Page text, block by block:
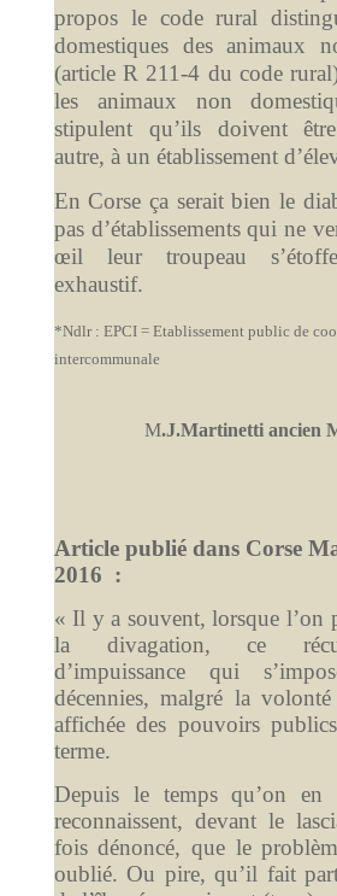
propos le code rural
domestiques des animaux
(article R 211-4 du code
les animaux non
stipulent qu’ils doivent
autre, à un établissement
En Corse ça serait bien le
pas d’établissements qui ne
œil leur troupeau
exhaustif.
*Ndlr : EPCI = Etablissement public de
M.J.Martinetti ancien
Article publié dans Corse
2016 :
« Il y a souvent, lorsque l’on
la divagation, ce
d’impuissance qui
décennies, malgré la
affichée des pouvoirs
terme.
Depuis le temps qu’on en
reconnaissent, devant le
fois dénoncé, que le
oublié. Ou pire, qu’il fait